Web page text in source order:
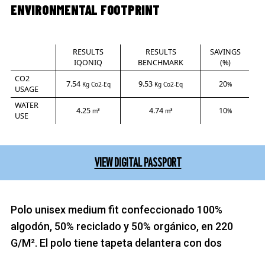
ENVIRONMENTAL FOOTPRINT
RESULTS
IQONIQ
RESULTS
BENCHMARK
SAVINGS
(%)
CO2
USAGE
7.54 Kg Co2-Eq 9.53 Kg Co2-Eq 20%
WATER
USE
4.25 m³ 4.74 m³ 10%
VIEW DIGITAL PASSPORT
Polo unisex medium fit confeccionado 100%
algodón, 50% reciclado y 50% orgánico, en 220
G/M². El polo tiene tapeta delantera con dos